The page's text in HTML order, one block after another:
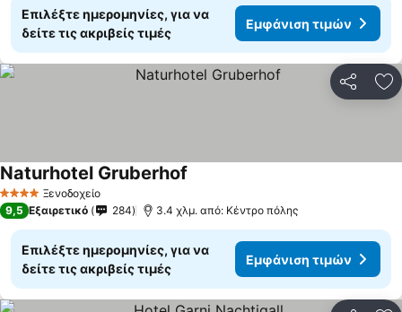
Επιλέξτε ημερομηνίες, για να
δείτε τις ακριβείς τιμές
Εμφάνιση τιμών
4 ΑστέριαΞενοδοχείο
Naturhotel Gruberhof
9,5 Εξαιρετικό 284 3.4 χλμ. από: Κέντρο πόλης
Επιλέξτε ημερομηνίες, για να
δείτε τις ακριβείς τιμές
Εμφάνιση τιμών